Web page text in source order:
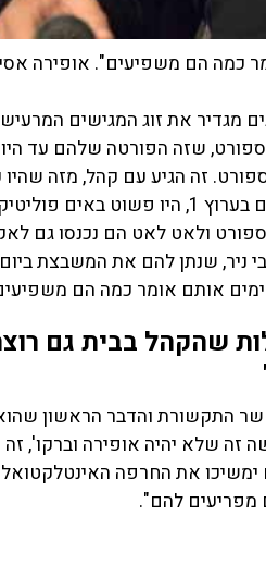
הם משפיעים". אופירה
מגדיר את זוג המגישים
שזה הפורטה שלהם עד
זה הגיע עם קהל, מזה שהיו
'פופוליטיקה' בפריים טיים בערוץ
ספורט ולאט לאט הם נכנסו גם
ניר, שנתן להם את המשבצת
אותם אומר כמה הם
שהקהל בבית גם
התקשורת והדבר הראשון
זה שלא יהיה אופירה וברקו',
את החרפה
להם".